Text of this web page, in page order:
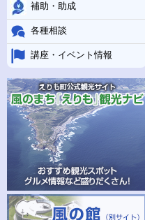
補助・助成
各種相談
講座・イベント情報